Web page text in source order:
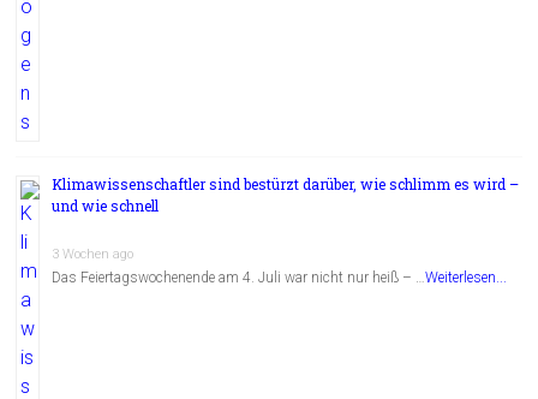
Klimawissenschaftler sind bestürzt darüber, wie schlimm es wird –
und wie schnell
3 Wochen ago
Das Feiertagswochenende am 4. Juli war nicht nur heiß – …Weiterlesen...